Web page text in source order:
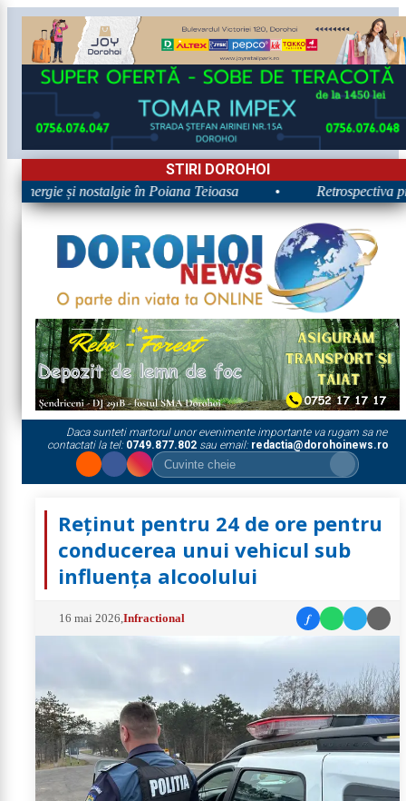
STIRI DOROHOI
Energie și nostalgie în Poiana Teioasa Retrospectiva
Daca sunteti martorul unor evenimente importante va rugam sa ne
contactati la tel: 0749.877.802sau email: redactia@dorohoinews.ro
Reținut pentru 24 de ore pentru
conducerea unui vehicul sub
influența alcoolului
16 mai 2026 ,Infractional f